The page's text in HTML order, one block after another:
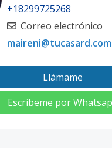
+18299725268
Correo electrónico
maireni@tucasard.com
Llámame
Escribeme por